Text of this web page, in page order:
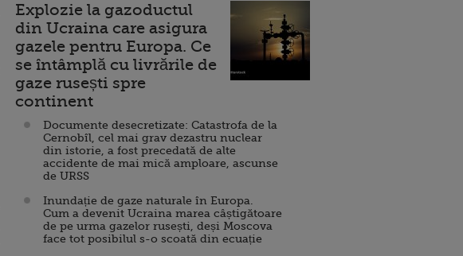
Explozie la gazoductul
din Ucraina care asigura
gazele pentru Europa. Ce
se întâmplă cu livrările de
gaze rusești spre
continent
Documente desecretizate: Catastrofa de la
Cernobîl, cel mai grav dezastru nuclear
din istorie, a fost precedată de alte
accidente de mai mică amploare, ascunse
de URSS
Inundație de gaze naturale în Europa.
Cum a devenit Ucraina marea câștigătoare
de pe urma gazelor rusești, deși Moscova
face tot posibilul s-o scoată din ecuație